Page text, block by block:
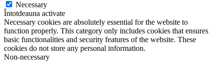
Necessary
Întotdeauna activate
Necessary cookies are absolutely essential for the website to
function properly. This category only includes cookies that ensures
basic functionalities and security features of the website. These
cookies do not store any personal information.
Non-necessary